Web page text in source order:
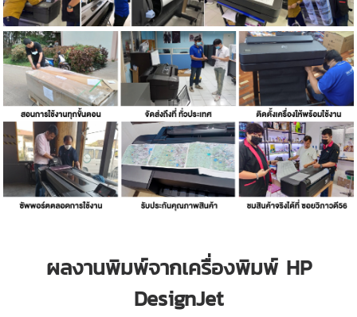
ผลงานพิมพ์จากเครื่องพิมพ์ HP
DesignJet